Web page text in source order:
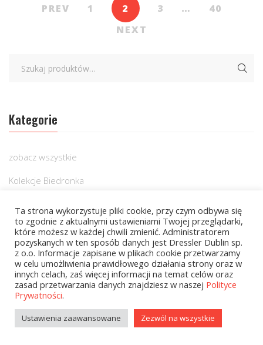
PREV 1 2 3 …
40
NEXT
Kategorie
zobacz wszystkie
Kolekcje Biedronka
Wielcy Humaniści - 16.02.2026
Wielcy Humaniści – 02.03.2026
Kolekcje Biedronka - 16.03.2026
Wielcy Humaniści – 16.03.2026
Kolekcje Biedronka - 13.04.2026
Ta strona wykorzystuje pliki cookie, przy czym odbywa się
to zgodnie z aktualnymi ustawieniami Twojej przeglądarki,
które możesz w każdej chwili zmienić. Administratorem
pozyskanych w ten sposób danych jest Dressler Dublin sp.
z o.o. Informacje zapisane w plikach cookie przetwarzamy
w celu umożliwienia prawidłowego działania strony oraz w
innych celach, zaś więcej informacji na temat celów oraz
zasad przetwarzania danych znajdziesz w naszej Polityce
Prywatności.
Ustawienia zaawansowane Zezwól na wszystkie